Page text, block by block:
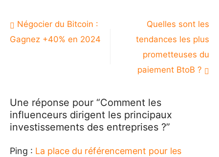
Navigation
de
Négocier du Bitcoin :
Gagnez +40% en 2024
Quelles sont les
tendances les plus
prometteuses du
paiement BtoB ?
Une réponse pour “Comment les
influenceurs dirigent les principaux
investissements des entreprises ?”
Ping : La place du référencement pour les